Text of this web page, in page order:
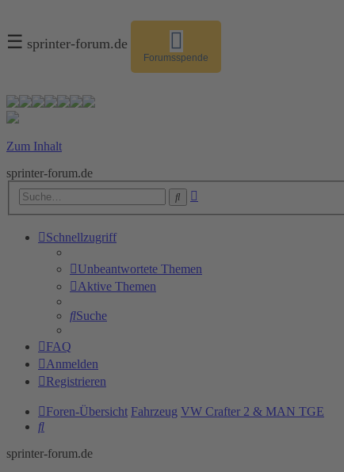
☰ sprinter-forum.de
Forumsspende
Zum Inhalt
sprinter-forum.de
Suche
Schnellzugriff
Unbeantwortete Themen
Aktive Themen
Suche
FAQ
Anmelden
Registrieren
Foren-Übersicht Fahrzeug VW Crafter 2 & MAN TGE
Suche
sprinter-forum.de